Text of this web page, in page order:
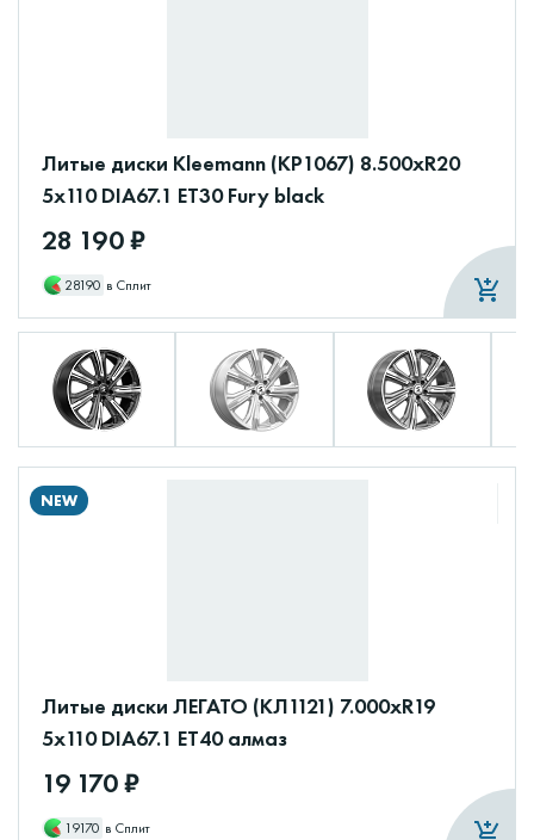
Литые диски Kleemann (КР1067) 8.500xR20
5x110 DIA67.1 ET30 Fury black
28 190 ₽
28190 в Сплит
NEW
Литые диски ЛЕГАТО (КЛ1121) 7.000xR19
5x110 DIA67.1 ET40 алмаз
19 170 ₽
19170 в Сплит